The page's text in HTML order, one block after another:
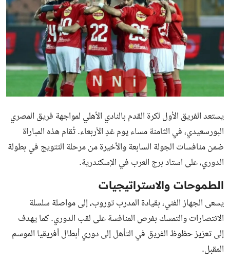
يستعد الفريق الأول لكرة القدم بالنادي الأهلي لمواجهة فريق المصري
البورسعيدي، في الثامنة مساء يوم غدٍ الأربعاء. تُقام هذه المباراة
ضمن منافسات الجولة السابعة والأخيرة من مرحلة التتويج في بطولة
الدوري، على استاد برج العرب في الإسكندرية.
الطموحات والاستراتيجيات
يسعى الجهاز الفني، بقيادة المدرب توروب، إلى مواصلة سلسلة
الانتصارات والتمسك بفرص المنافسة على لقب الدوري. كما يهدف
إلى تعزيز حظوظ الفريق في التأهل إلى دوري أبطال أفريقيا الموسم
المقبل.